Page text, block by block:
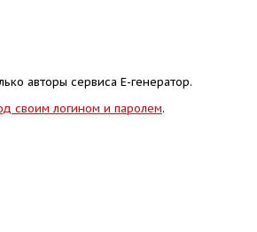
авторы сервиса Е-генератор.
своим логином и паролем.